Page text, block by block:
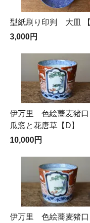
型紙刷り印判 大皿 【
3,000円
伊万里 色絵蕎麦猪
瓜窓と花唐草【D】
10,000円
伊万里 色絵蕎麦猪